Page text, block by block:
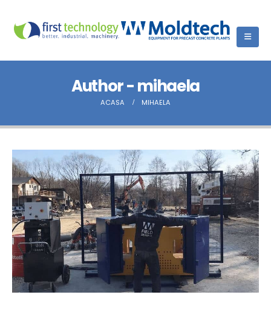
Author - mihaela
ACASA MIHAELA